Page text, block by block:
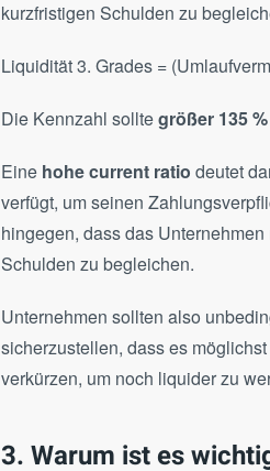
kurzfristigen Schulden zu
Liquidität 3. Grades =
Die Kennzahl solltegrößer 135 %
Eine hohe current ratio deutet
verfügt, um seinen
hingegen, dass das
Schulden zu begleichen.
Unternehmen sollten also
sicherzustellen, dass es
verkürzen, um noch liquider zu
3. Warum ist es